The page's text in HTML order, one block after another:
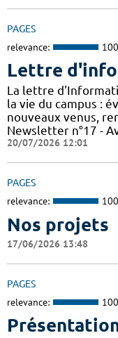
PAGES
relevance:
Lettre
La lettre
la vie du campus :
nouveaux venus,
Newsletter n°17 -
20/07/2026 12:01
PAGES
relevance:
Nos projets
17/06/2026 13:48
PAGES
relevance: